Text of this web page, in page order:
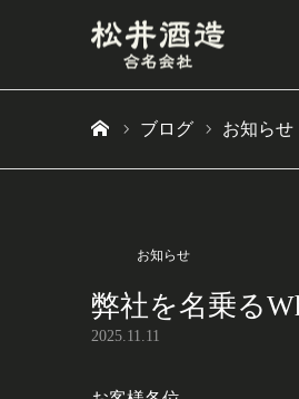
ブログ お知らせ
お知らせ
弊社を名乗る
2025.11.11